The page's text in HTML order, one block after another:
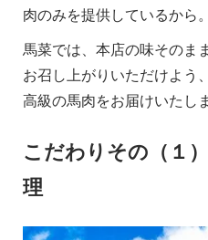
肉のみを提供しているから。
馬菜では、本店の味そのま
お召し上がりいただけよう
高級の馬肉をお届けいたし
こだわりその（１
理